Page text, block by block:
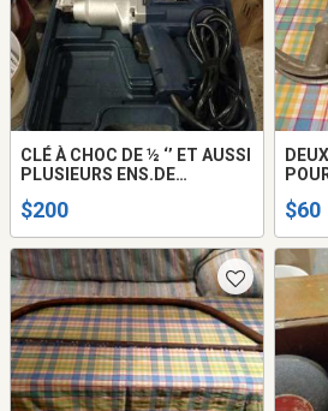
CLÉ À CHOC DE ½ ‘’ ET AUSSI
PLUSIEURS ENS.DE
$200 $60